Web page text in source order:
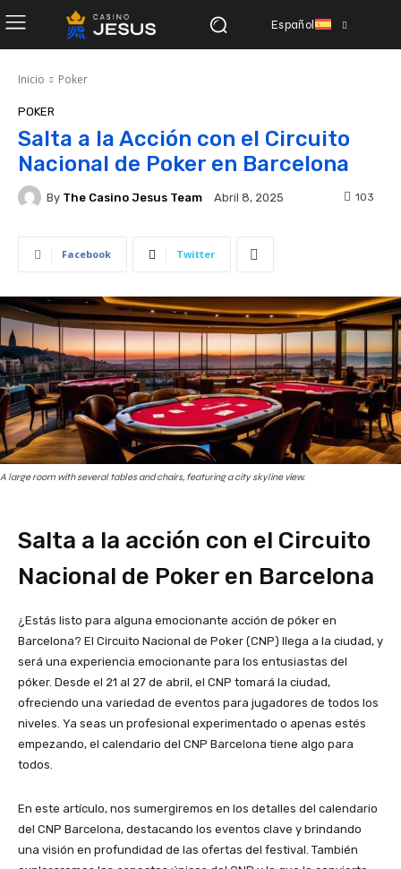
Español
Inicio Poker
POKER
Salta a la Acción con el Circuito
Nacional de Poker en Barcelona
By The Casino Jesus Team Abril 8, 2025 103
Facebook Twitter
A large room with several tables and chairs, featuring a city skyline view.
Salta a la acción con el Circuito
Nacional de Poker en Barcelona
¿Estás listo para alguna emocionante acción de póker en
Barcelona? El Circuito Nacional de Poker (CNP) llega a la ciudad, y
será una experiencia emocionante para los entusiastas del
póker. Desde el 21 al 27 de abril, el CNP tomará la ciudad,
ofreciendo una variedad de eventos para jugadores de todos los
niveles. Ya seas un profesional experimentado o apenas estés
empezando, el calendario del CNP Barcelona tiene algo para
todos.
En este artículo, nos sumergiremos en los detalles del calendario
del CNP Barcelona, destacando los eventos clave y brindando
una visión en profundidad de las ofertas del festival. También